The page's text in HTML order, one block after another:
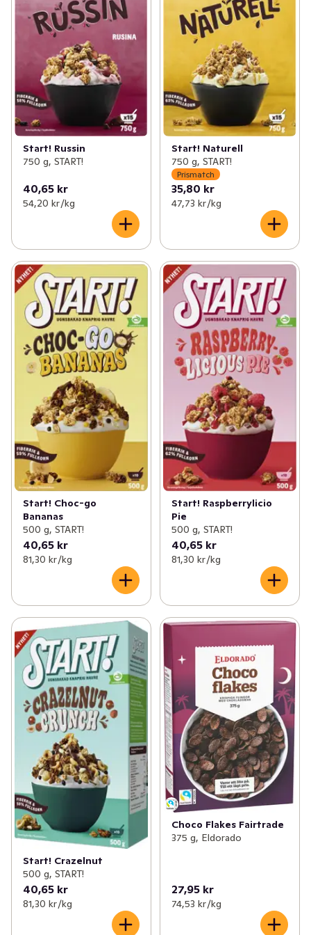
Start! Russin
750 g, START!
40,65 kr
54,20 kr /kg
Start! Naturell
750 g, START!
Prismatch
35,80 kr
47,73 kr /kg
Start! Choc-go
Bananas
500 g, START!
40,65 kr
81,30 kr /kg
Start! Raspberrylicio
Pie
500 g, START!
40,65 kr
81,30 kr /kg
Start! Crazelnut
500 g, START!
40,65 kr
81,30 kr /kg
Choco Flakes Fairtrade
375 g, Eldorado
27,95 kr
74,53 kr /kg